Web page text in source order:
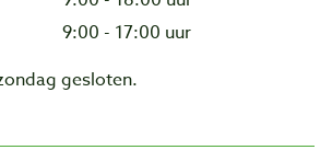
9:00 - 17:00 uur
gesloten.